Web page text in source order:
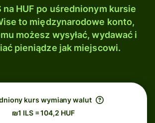
na HUF po uśrednionym kursie
to międzynarodowe konto,
możesz wysyłać, wydawać i
pieniądze jak miejscowi.
kurs wymiany walut
₪1 ILS = 104,2 HUF